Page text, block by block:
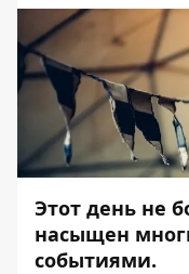
Этот день не
насыщен
событиями.